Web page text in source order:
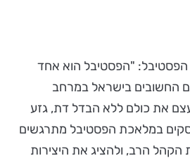
הפסטיבל: "הפסטיבל הוא אחד
החשובים בישראל במרחב
את כולם ללא הבדל דת, גזע
במלאכת הפסטיבל מתרגשים
הרב, ולהציג את היצירות